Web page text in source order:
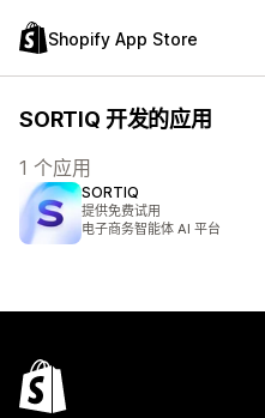
Shopify App Store
SORTIQ 开发的应用
1 个应用
SORTIQ
提供免费试用
电子商务智能体 AI 平台